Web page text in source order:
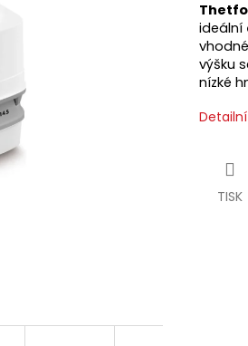
ideální
výšku
nízké
TISK